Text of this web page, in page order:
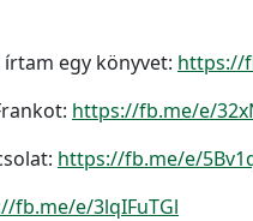
egy könyvet: https://
https://fb.me/e/
https://fb.me/e/
fb.me/e/3lqIFuTGl